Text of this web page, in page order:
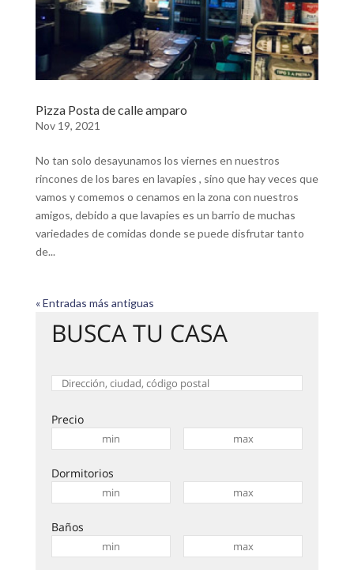
Pizza Posta de calle amparo
Nov 19, 2021
No tan solo desayunamos los viernes en nuestros
rincones de los bares en lavapies , sino que hay veces que
vamos y comemos o cenamos en la zona con nuestros
amigos, debido a que lavapies es un barrio de muchas
variedades de comidas donde se puede disfrutar tanto
de...
« Entradas más antiguas
BUSCA TU CASA
Precio
Dormitorios
Baños